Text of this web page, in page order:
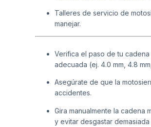
Talleres de servicio de
manejar.
Verifica el paso de tu
adecuada (ej. 4.0 mm, 4.8
Asegúrate de que la
accidentes.
Gira manualmente la cadena
y evitar desgastar